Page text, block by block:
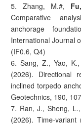
5. Zhang, M.#,
Comparative
anchorage
International Journal
(IF0.6, Q4)
6. Sang, Z., Yao,
(2026). Directional
inclined torpedo
Geotechnics, 190,
7. Ran, J., Sheng,
(2026). Time-